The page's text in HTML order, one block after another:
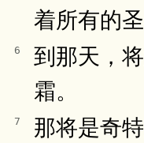
着所有的圣
6
到那天，
霜。
7
那将是奇